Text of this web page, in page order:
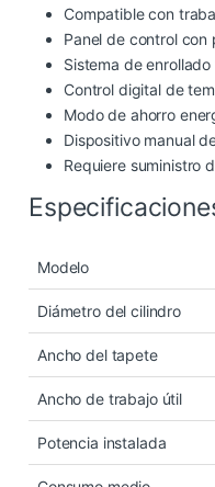
Compatible con
Panel de control
Sistema de
Control digital de
Modo de ahorro
Dispositivo manual
Requiere suministro
Modelo
Diámetro del cilindro
Ancho del tapete
Ancho de trabajo útil
Potencia instalada